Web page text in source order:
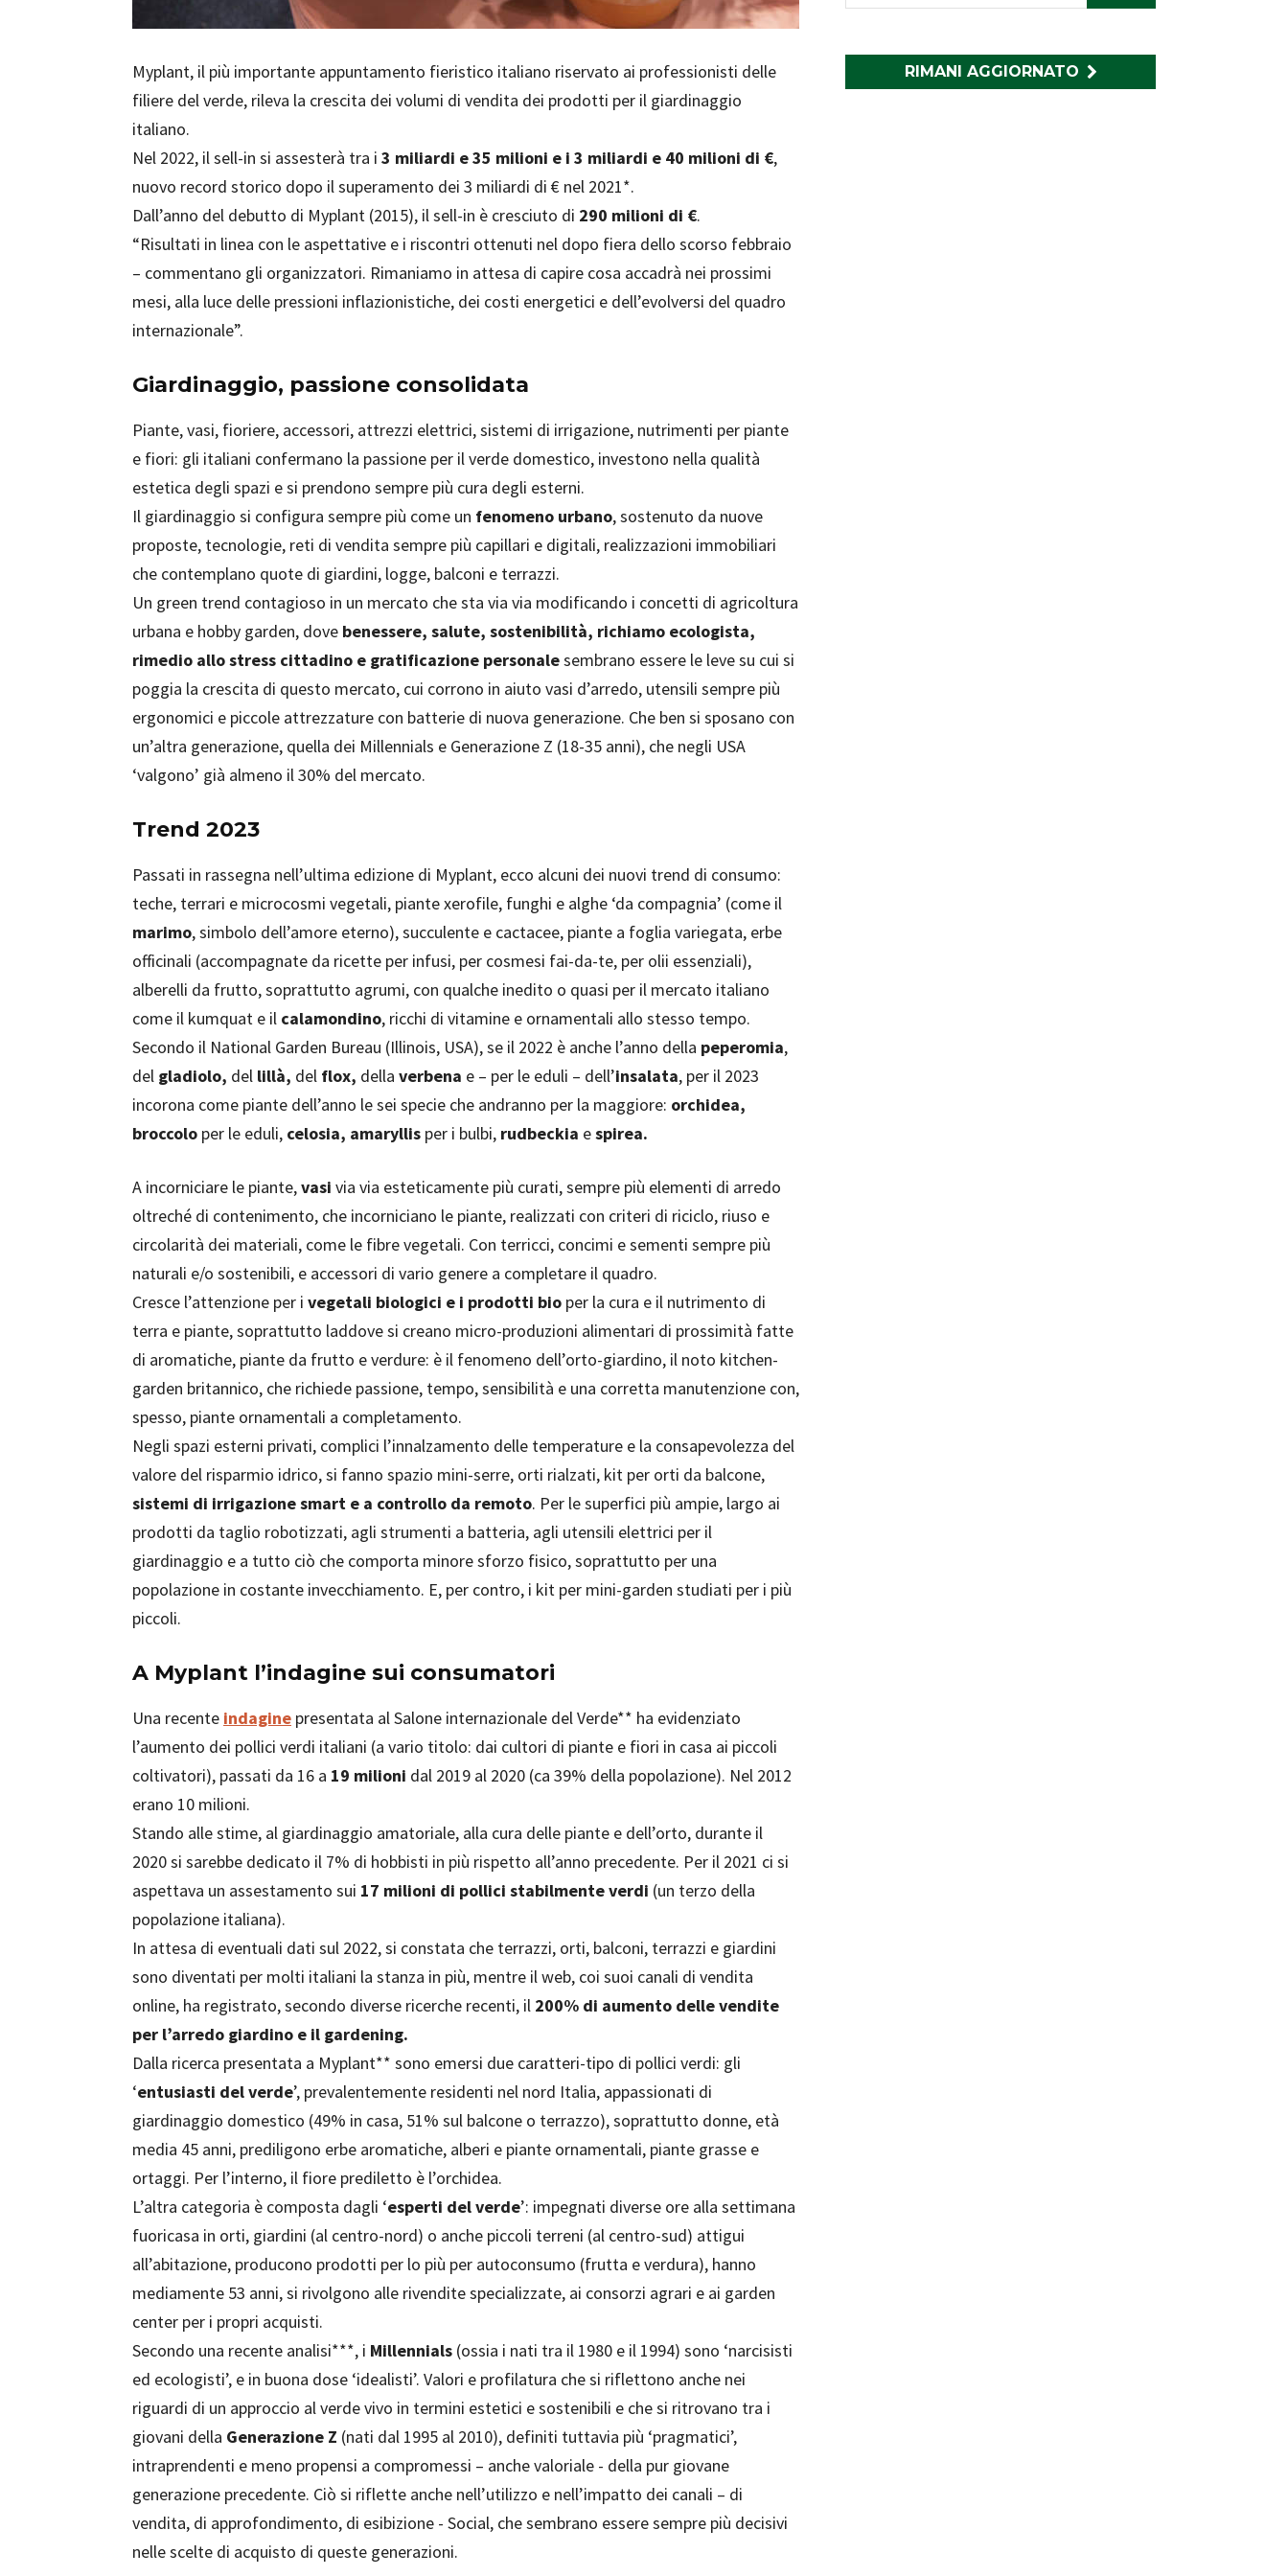
Myplant, il più importante appuntamento fieristico italiano riservato ai professionisti delle
filiere del verde, rileva la crescita dei volumi di vendita dei prodotti per il giardinaggio
italiano.
Nel 2022, il sell-in si assesterà tra i 3 miliardi e 35 milioni e i 3 miliardi e 40 milioni di €,
nuovo record storico dopo il superamento dei 3 miliardi di € nel 2021*.
Dall’anno del debutto di Myplant (2015), il sell-in è cresciuto di 290 milioni di €.
“Risultati in linea con le aspettative e i riscontri ottenuti nel dopo fiera dello scorso febbraio
– commentano gli organizzatori. Rimaniamo in attesa di capire cosa accadrà nei prossimi
mesi, alla luce delle pressioni inflazionistiche, dei costi energetici e dell’evolversi del quadro
internazionale”.
Giardinaggio, passione consolidata
Piante, vasi, fioriere, accessori, attrezzi elettrici, sistemi di irrigazione, nutrimenti per piante
e fiori: gli italiani confermano la passione per il verde domestico, investono nella qualità
estetica degli spazi e si prendono sempre più cura degli esterni.
Il giardinaggio si configura sempre più come un fenomeno urbano, sostenuto da nuove
proposte, tecnologie, reti di vendita sempre più capillari e digitali, realizzazioni immobiliari
che contemplano quote di giardini, logge, balconi e terrazzi.
Un green trend contagioso in un mercato che sta via via modificando i concetti di agricoltura
urbana e hobby garden, dove benessere, salute, sostenibilità, richiamo ecologista,
rimedio allo stress cittadino e gratificazione personalesembrano essere le leve su cui si
poggia la crescita di questo mercato, cui corrono in aiuto vasi d’arredo, utensili sempre più
ergonomici e piccole attrezzature con batterie di nuova generazione. Che ben si sposano con
un’altra generazione, quella dei Millennials e Generazione Z (18-35 anni), che negli USA
‘valgono’ già almeno il 30% del mercato.
Trend 2023
Passati in rassegna nell’ultima edizione di Myplant, ecco alcuni dei nuovi trend di consumo:
teche, terrari e microcosmi vegetali, piante xerofile, funghi e alghe ‘da compagnia’ (come il
marimo, simbolo dell’amore eterno), succulente e cactacee, piante a foglia variegata, erbe
officinali (accompagnate da ricette per infusi, per cosmesi fai-da-te, per olii essenziali),
alberelli da frutto, soprattutto agrumi, con qualche inedito o quasi per il mercato italiano
come il kumquat e il calamondino, ricchi di vitamine e ornamentali allo stesso tempo.
Secondo il National Garden Bureau (Illinois, USA), se il 2022 è anche l’anno della peperomia,
del gladiolo, del lillà, del flox, della verbena e – per le eduli – dell’insalata, per il 2023
incorona come piante dell’anno le sei specie che andranno per la maggiore: orchidea,
broccolo per le eduli, celosia, amaryllis per i bulbi, rudbeckia espirea.
A incorniciare le piante,vasi via via esteticamente più curati, sempre più elementi di arredo
oltreché di contenimento, che incorniciano le piante, realizzati con criteri di riciclo, riuso e
circolarità dei materiali, come le fibre vegetali. Con terricci, concimi e sementi sempre più
naturali e/o sostenibili, e accessori di vario genere a completare il quadro.
Cresce l’attenzione per i vegetali biologici e i prodotti bio per la cura e il nutrimento di
terra e piante, soprattutto laddove si creano micro-produzioni alimentari di prossimità fatte
di aromatiche, piante da frutto e verdure: è il fenomeno dell’orto-giardino, il noto kitchen-
garden britannico, che richiede passione, tempo, sensibilità e una corretta manutenzione con,
spesso, piante ornamentali a completamento.
Negli spazi esterni privati, complici l’innalzamento delle temperature e la consapevolezza del
valore del risparmio idrico, si fanno spazio mini-serre, orti rialzati, kit per orti da balcone,
sistemi di irrigazione smart e a controllo da remoto. Per le superfici più ampie, largo ai
prodotti da taglio robotizzati, agli strumenti a batteria, agli utensili elettrici per il
giardinaggio e a tutto ciò che comporta minore sforzo fisico, soprattutto per una
popolazione in costante invecchiamento. E, per contro, i kit per mini-garden studiati per i più
piccoli.
A Myplant l’indagine sui consumatori
Una recente indagine presentata al Salone internazionale del Verde** ha evidenziato
l’aumento dei pollici verdi italiani (a vario titolo: dai cultori di piante e fiori in casa ai piccoli
coltivatori), passati da 16 a 19 milioni dal 2019 al 2020 (ca 39% della popolazione). Nel 2012
erano 10 milioni.
Stando alle stime, al giardinaggio amatoriale, alla cura delle piante e dell’orto, durante il
2020 si sarebbe dedicato il 7% di hobbisti in più rispetto all’anno precedente. Per il 2021 ci si
aspettava un assestamento sui 17 milioni di pollici stabilmente verdi (un terzo della
popolazione italiana).
In attesa di eventuali dati sul 2022, si constata che terrazzi, orti, balconi, terrazzi e giardini
sono diventati per molti italiani la stanza in più, mentre il web, coi suoi canali di vendita
online, ha registrato, secondo diverse ricerche recenti, il 200% di aumento delle vendite
per l’arredo giardino e il gardening.
Dalla ricerca presentata a Myplant** sono emersi due caratteri-tipo di pollici verdi: gli
‘entusiasti del verde’, prevalentemente residenti nel nord Italia, appassionati di
giardinaggio domestico (49% in casa, 51% sul balcone o terrazzo), soprattutto donne, età
media 45 anni, prediligono erbe aromatiche, alberi e piante ornamentali, piante grasse e
ortaggi. Per l’interno, il fiore prediletto è l’orchidea.
L’altra categoria è composta dagli ‘esperti del verde’: impegnati diverse ore alla settimana
fuoricasa in orti, giardini (al centro-nord) o anche piccoli terreni (al centro-sud) attigui
all’abitazione, producono prodotti per lo più per autoconsumo (frutta e verdura), hanno
mediamente 53 anni, si rivolgono alle rivendite specializzate, ai consorzi agrari e ai garden
center per i propri acquisti.
Secondo una recente analisi***, i Millennials (ossia i nati tra il 1980 e il 1994) sono ‘narcisisti
ed ecologisti’, e in buona dose ‘idealisti’. Valori e profilatura che si riflettono anche nei
riguardi di un approccio al verde vivo in termini estetici e sostenibili e che si ritrovano tra i
giovani della Generazione Z (nati dal 1995 al 2010), definiti tuttavia più ‘pragmatici’,
intraprendenti e meno propensi a compromessi – anche valoriale - della pur giovane
generazione precedente. Ciò si riflette anche nell’utilizzo e nell’impatto dei canali – di
vendita, di approfondimento, di esibizione - Social, che sembrano essere sempre più decisivi
nelle scelte di acquisto di queste generazioni.
RIMANI AGGIORNATO